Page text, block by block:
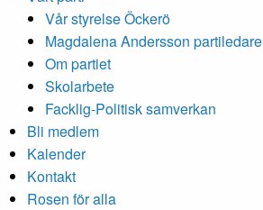
Vår styrelse Öckerö
Magdalena Andersson partiledare
Om partiet
Skolarbete
Facklig-Politisk samverkan
Bli medlem
Kalender
Kontakt
Rosen för alla